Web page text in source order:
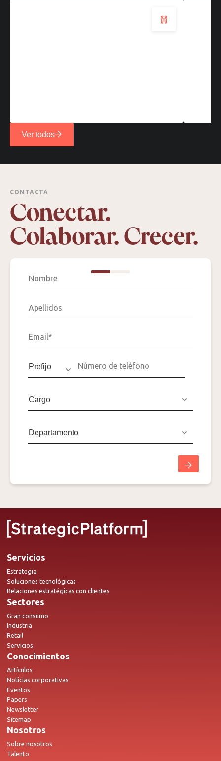
Ver todos
CONTACTA
Conectar.
Colaborar. Crecer.
Servicios
Estrategia
Soluciones tecnológicas
Relaciones estratégicas con clientes
Sectores
Gran consumo
Industria
Retail
Servicios
Conocimientos
Artículos
Noticias corporativas
Eventos
Papers
Newsletter
Sitemap
Nosotros
Sobre nosotros
Talento